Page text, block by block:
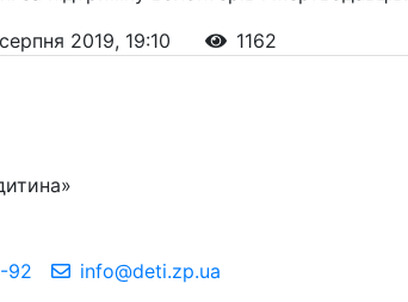
2019, 19:10
1162
92 info@deti.zp.ua